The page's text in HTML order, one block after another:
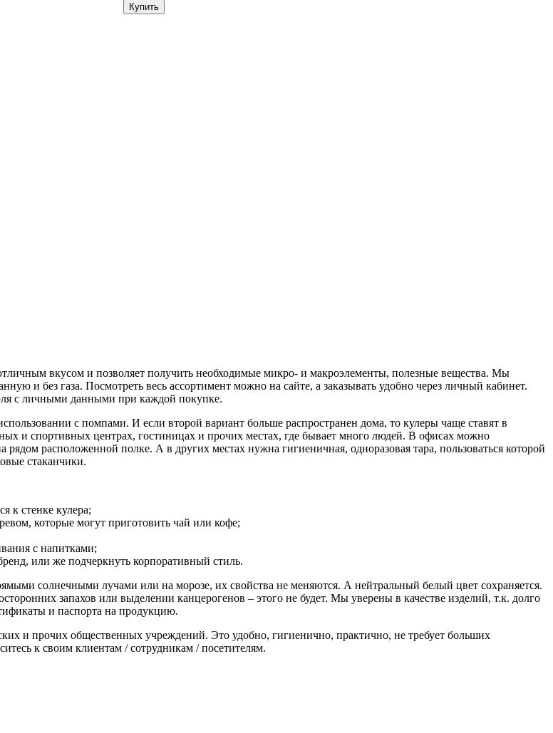
Купить
вкусом и позволяет получить необходимые микро- и макроэлементы, полезные вещества. Мы
и без газа. Посмотреть весь ассортимент можно на сайте, а заказывать удобно через личный кабинет.
с личными данными при каждой покупке.
с помпами. И если второй вариант больше распространен дома, то кулеры чаще ставят в
и спортивных центрах, гостиницах и прочих местах, где бывает много людей. В офисах можно
расположенной полке. А в других местах нужна гигиеничная, одноразовая тара, пользоваться которой
стаканчики.
к стенке кулера;
которые могут приготовить чай или кофе;
с напитками;
или же подчеркнуть корпоративный стиль.
солнечными лучами или на морозе, их свойства не меняются. А нейтральный белый цвет сохраняется.
запахов или выделении канцерогенов – этого не будет. Мы уверены в качестве изделий, т.к. долго
и паспорта на продукцию.
и прочих общественных учреждений. Это удобно, гигиенично, практично, не требует больших
к своим клиентам / сотрудникам / посетителям.